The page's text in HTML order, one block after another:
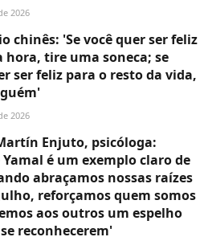
2026
chinês: 'Se você quer ser feliz
hora, tire uma soneca; se
ser feliz para o resto da vida,
2026
Enjuto, psicóloga:
é um exemplo claro de
abraçamos nossas raízes
reforçamos quem somos
aos outros um espelho
reconhecerem'